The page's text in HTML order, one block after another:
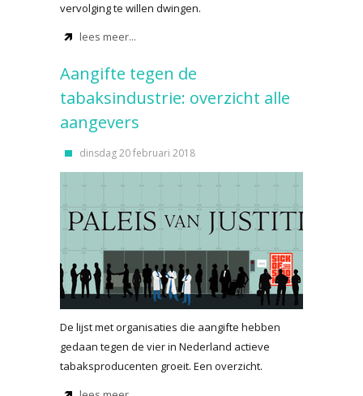
vervolging te willen dwingen.
lees meer...
Aangifte tegen de
tabaksindustrie: overzicht alle
aangevers
dinsdag 20 februari 2018
De lijst met organisaties die aangifte hebben
gedaan tegen de vier in Nederland actieve
tabaksproducenten groeit. Een overzicht.